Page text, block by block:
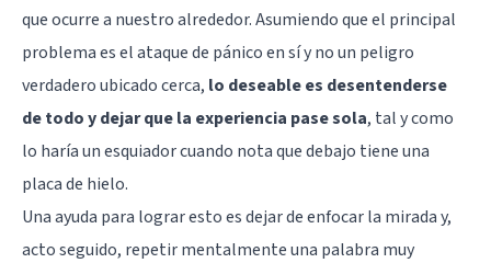
que ocurre a nuestro alrededor. Asumiendo que el principal
problema es el ataque de pánico en sí y no un peligro
verdadero ubicado cerca, lo deseable es desentenderse
de todo y dejar que la experiencia pase sola, tal y como
lo haría un esquiador cuando nota que debajo tiene una
placa de hielo.
Una ayuda para lograr esto es dejar de enfocar la mirada y,
acto seguido, repetir mentalmente una palabra muy